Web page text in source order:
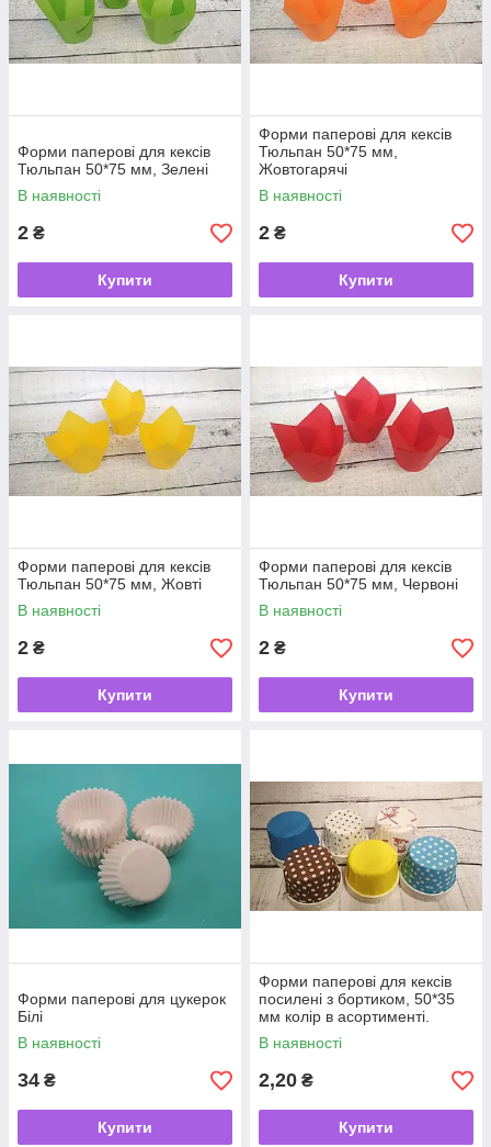
Форми паперові для кексів
Тюльпан 50*75 мм, Зелені
В наявності
2 ₴
Купити
Форми паперові для кексів
Тюльпан 50*75 мм,
Жовтогарячі
В наявності
2 ₴
Купити
Форми паперові для кексів
Тюльпан 50*75 мм, Жовті
В наявності
2 ₴
Купити
Форми паперові для кексів
Тюльпан 50*75 мм, Червоні
В наявності
2 ₴
Купити
Форми паперові для цукерок
Білі
В наявності
34 ₴
Купити
Форми паперові для кексів
посилені з бортиком, 50*35
мм колір в асортименті.
В наявності
2,20 ₴
Купити